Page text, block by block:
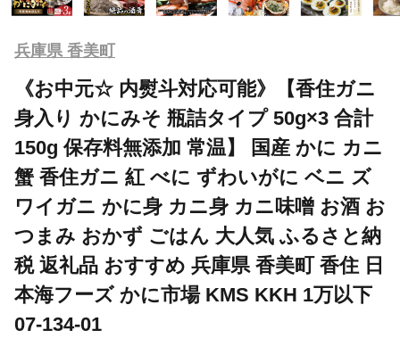
兵庫県 香美町
《お中元☆ 内熨斗対応可能》【香住ガニ
身入り かにみそ 瓶詰タイプ 50g×3 合計
150g 保存料無添加 常温】 国産 かに カニ
蟹 香住ガニ 紅 べに ずわいがに ベニ ズ
ワイガニ かに身 カニ身 カニ味噌 お酒 お
つまみ おかず ごはん 大人気 ふるさと納
税 返礼品 おすすめ 兵庫県 香美町 香住 日
本海フーズ かに市場 KMS KKH 1万以下
07-134-01